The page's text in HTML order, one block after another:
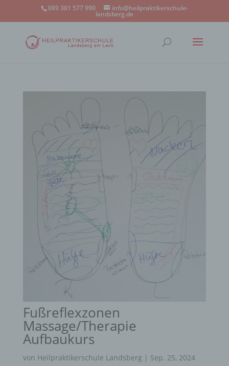
089 381 577 990 info@heilpraktikerschule-
landsberg.de
Fußreflexzonen
Massage/Therapie
Aufbaukurs
von Heilpraktikerschule Landsberg | Sep. 25, 2024